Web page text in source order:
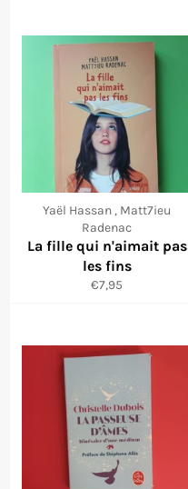
Yaël Hassan , Matt7ieu
Radenac
La fille qui n'aimait pas
les fins
Prix
€7,95